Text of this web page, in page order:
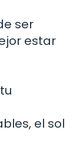
ser
estar
el sol